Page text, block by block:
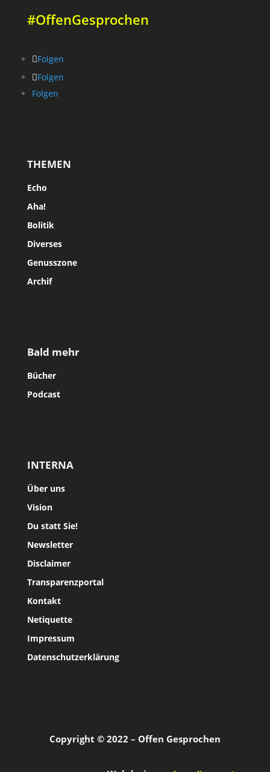
#OffenGesprochen
Folgen
Folgen
Folgen
THEMEN
Echo
Aha!
Bolitik
Diverses
Genusszone
Archif
Bald mehr
Bücher
Podcast
INTERNA
Über uns
Vision
Du statt Sie!
Newsletter
Disclaimer
Transparenzportal
Kontakt
Netiquette
Impressum
Datenschutzerklärung
Copyright © 2022 – Offen Gesprochen